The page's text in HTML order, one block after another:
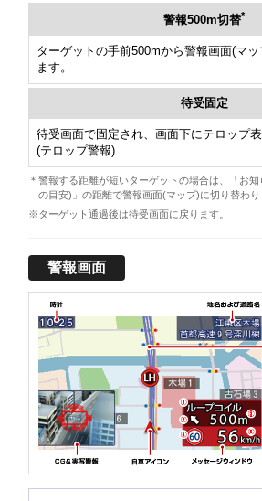
警報500m切替*
ターゲットの手前500mから警報画面(マ
ます。
待受固定
待受画面で固定され、画面下にテロップ表
(テロップ警報)
＊警報する距離が短いターゲットの場合は、「お
の目安)」の距離で警報画面(マップ)に切り替わり
※ターゲット通過後は待受画面に戻ります。
警報画面